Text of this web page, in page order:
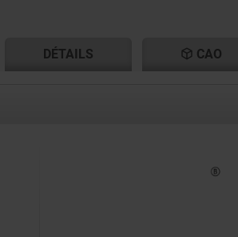
DÉTAILS CAO